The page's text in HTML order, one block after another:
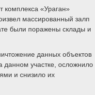
комплекса «Ураган»
массированный залп
были поражены склады и
данных объектов
данном участке, осложнило
и снизило их